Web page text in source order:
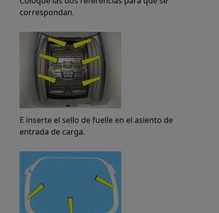
correspondan.
E inserte el sello de fuelle en el asiento de
entrada de carga.